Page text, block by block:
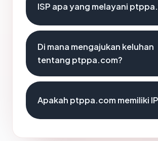
ISP apa yang melayani
Di mana mengajukan keluhan
tentang ptppa.com?
Apakah ptppa.com memiliki